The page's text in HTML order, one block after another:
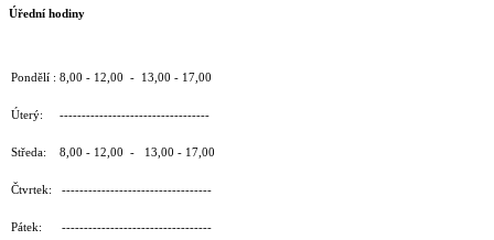
Úřední hodiny
Pondělí : 8,00 - 12,00 - 13,00 - 17,00
Úterý: ----------------------------------
Středa: 8,00 - 12,00 - 13,00 - 17,00
Čtvrtek: ----------------------------------
Pátek: ----------------------------------